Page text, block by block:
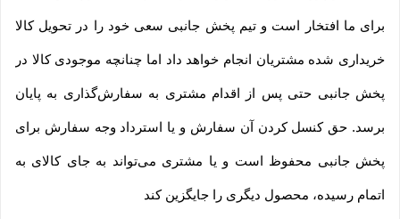
برای ما افتخار است و تیم پخش جانبی سعی خود را در تحویل کالا
خریداری شده مشتریان انجام خواهد داد اما چنانچه موجودی کالا در
پخش جانبی حتی پس از اقدام مشتری به سفارش‌‏گذاری به پایان
برسد. حق کنسل کردن آن سفارش و یا استرداد وجه سفارش برای
پخش جانبی محفوظ است و یا مشتری می‏‌تواند به جای کالای به
اتمام رسیده، محصول دیگری را جایگزین کند